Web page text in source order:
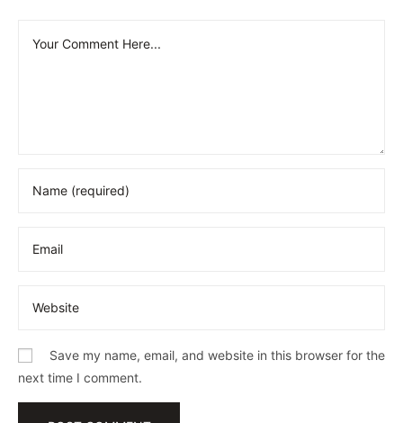
Save my name, email, and website in this browser for the
next time I comment.